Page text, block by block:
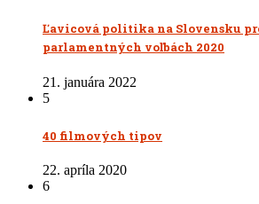
Ľavicová politika na Slovensku
parlamentných voľbách 2020
21. januára 2022
5
40 filmových tipov
22. apríla 2020
6